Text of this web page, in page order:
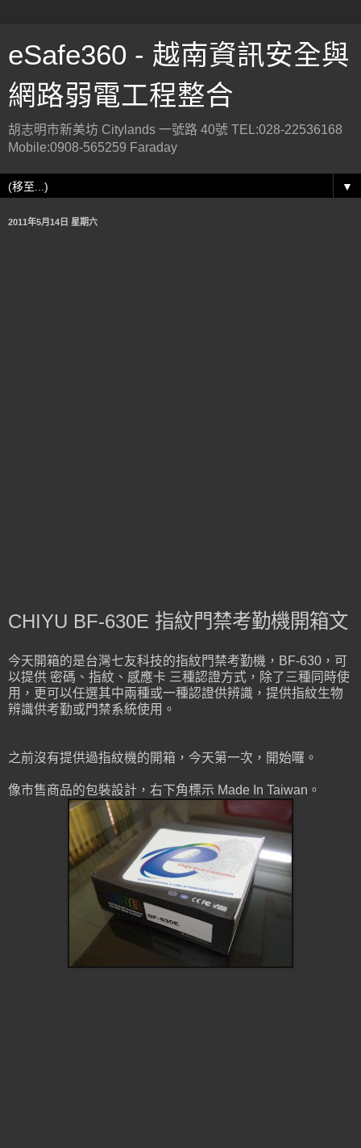
eSafe360 - 越南資訊安全與
網路弱電工程整合
胡志明市新美坊 Citylands 一號路 40號 TEL:028-22536168
Mobile:0908-565259 Faraday
▼
2011年5月14日 星期六
CHIYU BF-630E 指紋門禁考勤機開箱文
今天開箱的是台灣七友科技的指紋門禁考勤機，BF-630，可
以提供 密碼、指紋、感應卡 三種認證方式，除了三種同時使
用，更可以任選其中兩種或一種認證供辨識，提供指紋生物
辨識供考勤或門禁系統使用。
之前沒有提供過指紋機的開箱，今天第一次，開始囉。
像市售商品的包裝設計，右下角標示 Made In Taiwan。